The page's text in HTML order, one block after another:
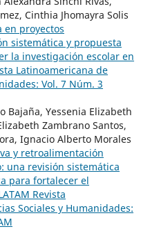
Cinthia Jhomayra Solis
en proyectos
sistemática y propuesta
la investigación escolar en
Latinoamericana de
Vol. 7 Núm. 3
Bajaña, Yessenia Elizabeth
Zambrano Santos,
Ignacio Alberto Morales
y retroalimentación
una revisión sistemática
para fortalecer el
Revista
Sociales y Humanidades: